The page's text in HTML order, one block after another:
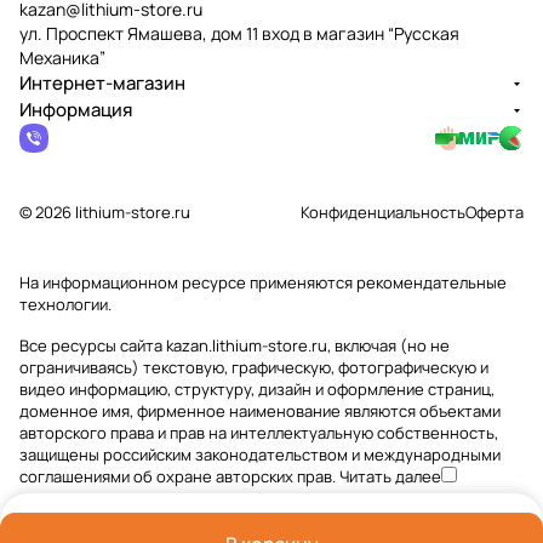
kazan@lithium-store.ru
ул. Проспект Ямашева, дом 11 вход в магазин “Русская
Механика”
Интернет-магазин
Информация
© 2026 lithium-store.ru КонфиденциальностьОферта
На информационном ресурсе применяютсярекомендательные
технологии.
Все ресурсы сайта kazan.lithium-store.ru, включая (но не
ограничиваясь) текстовую, графическую, фотографическую и
видео информацию, структуру, дизайн и оформление страниц,
доменное имя, фирменное наименование являются объектами
авторского права и прав на интеллектуальную собственность,
защищены российским законодательством и международными
соглашениями об охране авторских прав.Читать далее